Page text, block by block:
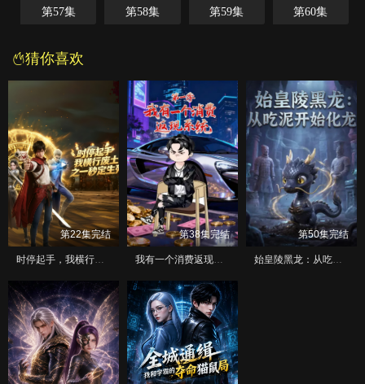
第57集 第58集 第59集 第60集
猜你喜欢
第22集完结
时停起手，我横行废土之一秒定生死
第38集完结
我有一个消费返现系统第一季
第50集完结
始皇陵黑龙：从吃泥开始化龙